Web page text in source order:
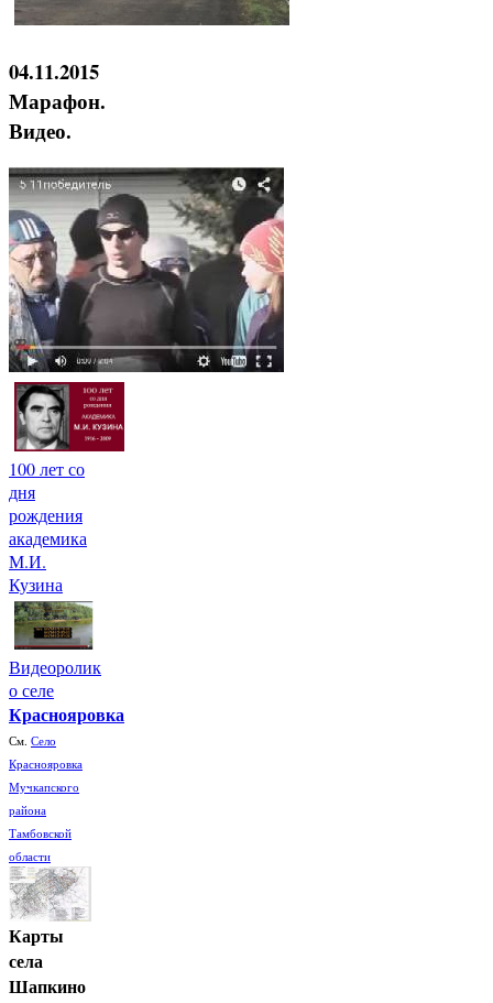
04.11.2015
Марафон.
Видео.
100 лет со
дня
рождения
академика
М.И.
Кузина
Видеоролик
о селе
Краснояровка
См. Село
Краснояровка
Мучкапского
района
Тамбовской
области
Карты
села
Шапкино